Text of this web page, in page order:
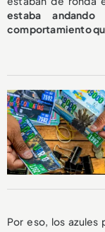
estaba
comportamiento
Por eso, los